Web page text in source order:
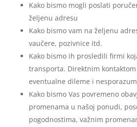
Kako bismo mogli poslati
željenu adresu
Kako bismo vam na željenu
vaučere, pozivnice itd.
Kako bismo ih prosledili firmi
transporta. Direktnim kontaktom
eventualne dileme i
Kako bismo Vas povremeno
promenama u našoj ponudi,
pogodnostima, važnim